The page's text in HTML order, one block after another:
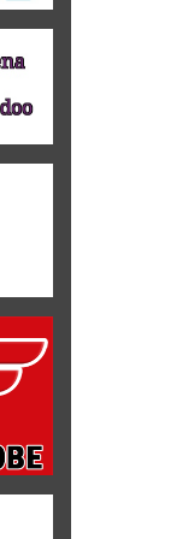
Stvari
Lagerovanje